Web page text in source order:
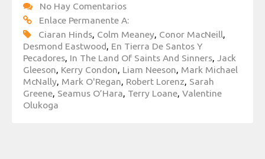
No Hay Comentarios
Enlace Permanente A:
Ciaran Hinds, Colm Meaney, Conor MacNeill,
Desmond Eastwood, En Tierra De Santos Y
Pecadores, In The Land Of Saints And Sinners, Jack
Gleeson, Kerry Condon, Liam Neeson, Mark Michael
McNally, Mark O'Regan, Robert Lorenz, Sarah
Greene, Seamus O’Hara, Terry Loane, Valentine
Olukoga